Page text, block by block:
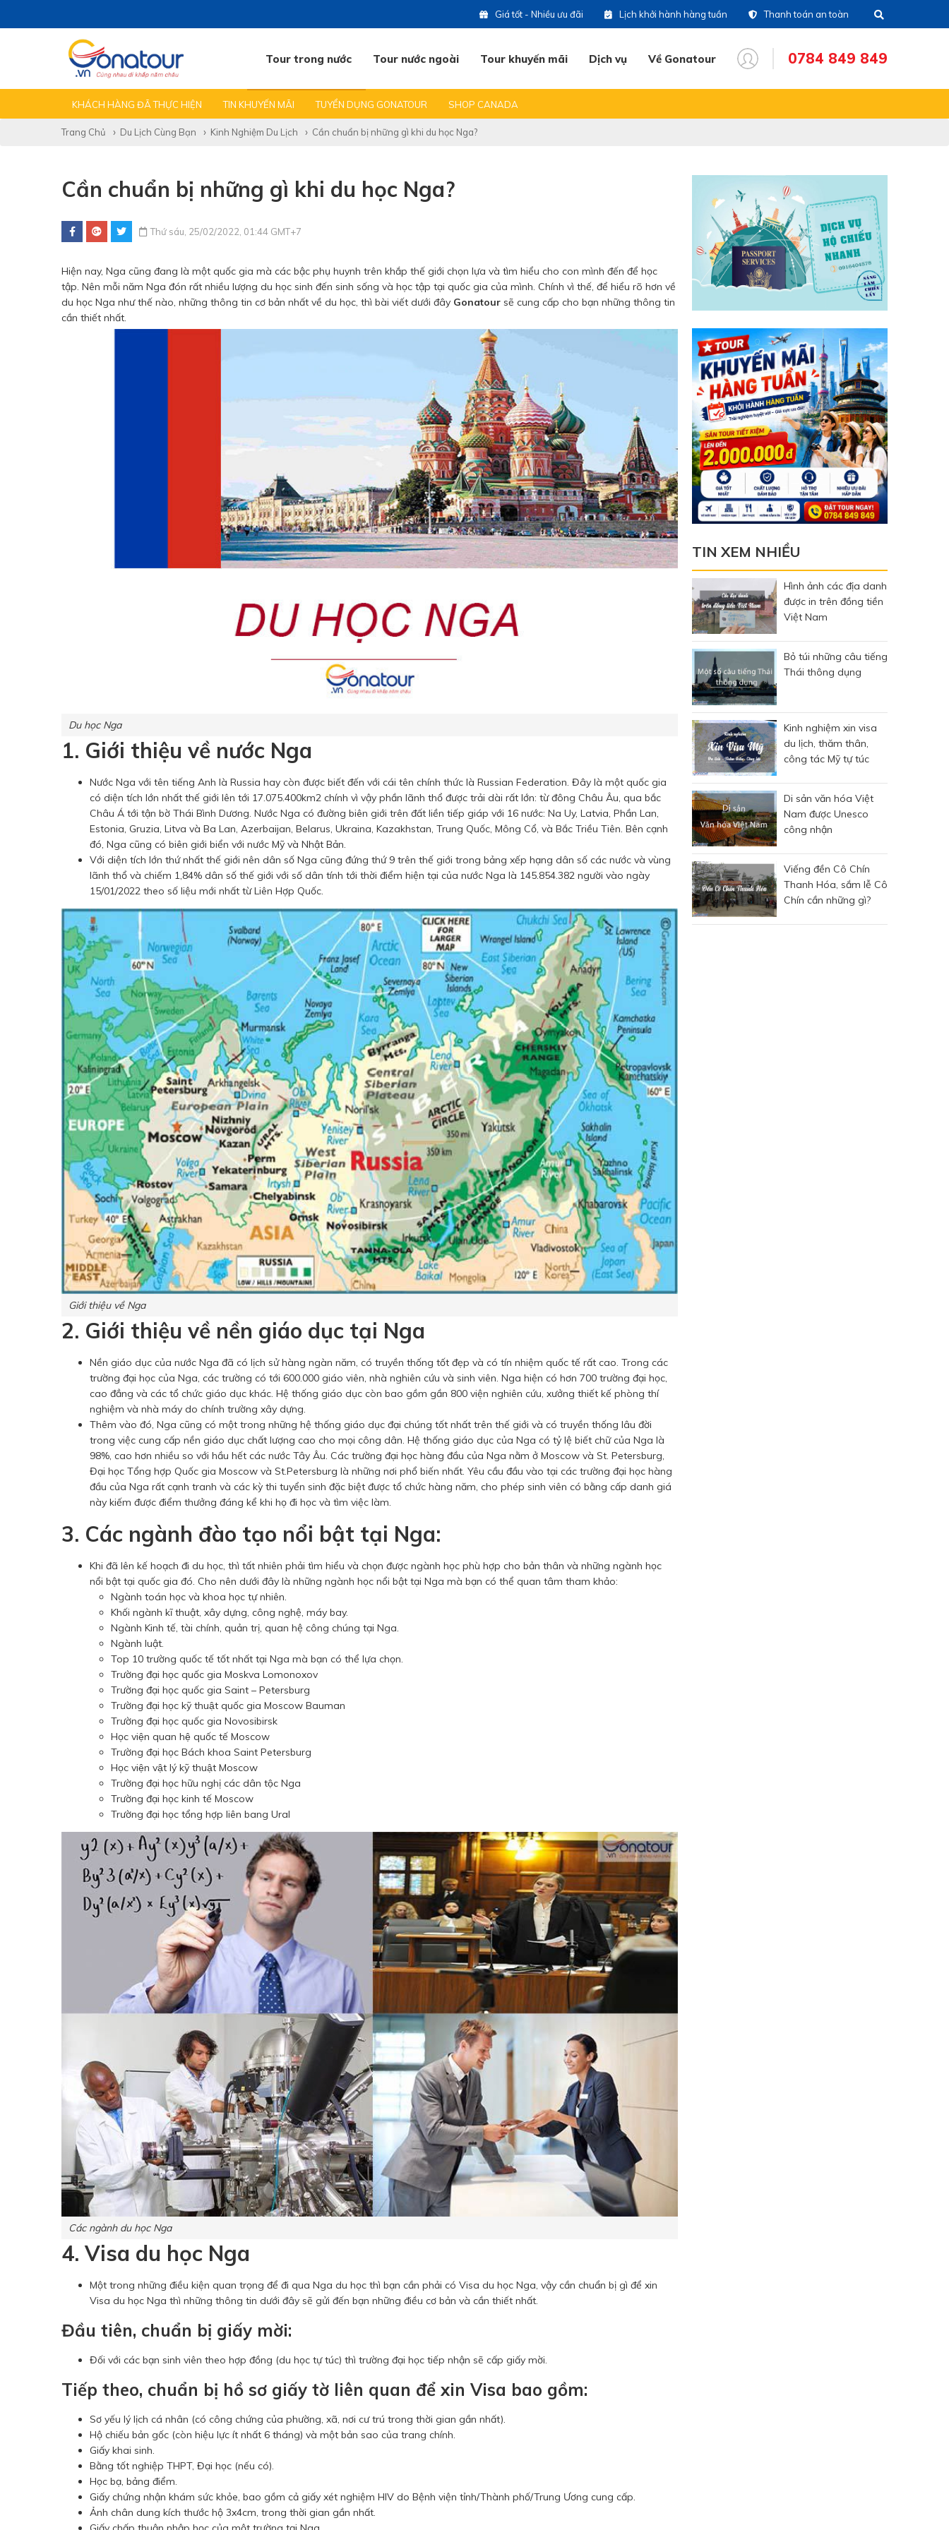
Giá tốt - Nhiều ưu đãi Lịch khởi hành hàng tuần Thanh toán an toàn
Tour trong nước Tour nước ngoài Tour khuyến mãi Dịch vụ Về Gonatour 0784 849 849
ngoài
Hotline tour trong nước
Hotine CSKH
Hotline tư vấn dịch vụ
0784 849 849
TẤT CẢ TIN TEAMBUILDING GALA
KHÁCH HÀNG ĐÃ THỰC HIỆN TIN KHUYẾN MÃI TUYỂN DỤNG GONATOUR SHOP CANADA
Trang Chủ Du Lịch Cùng Bạn Kinh Nghiệm Du Lịch Cần chuẩn bị những gì khi du học Nga?
Cần chuẩn bị những gì khi du học Nga?
Thứ sáu, 25/02/2022, 01:44 GMT+7
Hiện nay, Nga cũng đang là một quốc gia mà các bậc phụ huynh trên khắp thế giới chọn lựa và tìm hiểu cho con mình đến để học
tập. Nên mỗi năm Nga đón rất nhiều lượng du học sinh đến sinh sống và học tập tại quốc gia của mình. Chính vì thế, để hiểu rõ hơn về
du học Nga như thế nào, những thông tin cơ bản nhất về du học, thì bài viết dưới đây Gonatour sẽ cung cấp cho bạn những thông tin
cần thiết nhất.
Du học Nga
1. Giới thiệu về nước Nga
Nước Nga với tên tiếng Anh là Russia hay còn được biết đến với cái tên chính thức là Russian Federation. Đây là một quốc gia
có diện tích lớn nhất thế giới lên tới 17.075.400km2 chính vì vậy phần lãnh thổ được trải dài rất lớn: từ đông Châu Âu, qua bắc
Châu Á tới tận bờ Thái Bình Dương. Nước Nga có đường biên giới trên đất liền tiếp giáp với 16 nước: Na Uy, Latvia, Phần Lan,
Estonia, Gruzia, Litva và Ba Lan, Azerbaijan, Belarus, Ukraina, Kazakhstan, Trung Quốc, Mông Cổ, và Bắc Triều Tiên. Bên cạnh
đó, Nga cũng có biên giới biển với nước Mỹ và Nhật Bản.
Với diện tích lớn thứ nhất thế giới nên dân số Nga cũng đứng thứ 9 trên thế giới trong bảng xếp hạng dân số các nước và vùng
lãnh thổ và chiếm 1,84% dân số thế giới với số dân tính tới thời điểm hiện tại của nước Nga là 145.854.382 người vào ngày
15/01/2022 theo số liệu mới nhất từ Liên Hợp Quốc.
Giới thiệu về Nga
2. Giới thiệu về nền giáo dục tại Nga
Nền giáo dục của nước Nga đã có lịch sử hàng ngàn năm, có truyền thống tốt đẹp và có tín nhiệm quốc tế rất cao. Trong các
trường đại học của Nga, các trường có tới 600.000 giáo viên, nhà nghiên cứu và sinh viên. Nga hiện có hơn 700 trường đại học,
cao đẳng và các tổ chức giáo dục khác. Hệ thống giáo dục còn bao gồm gần 800 viện nghiên cứu, xưởng thiết kế phòng thí
nghiệm và nhà máy do chính trường xây dựng.
Thêm vào đó, Nga cũng có một trong những hệ thống giáo dục đại chúng tốt nhất trên thế giới và có truyền thống lâu đời
trong việc cung cấp nền giáo dục chất lượng cao cho mọi công dân. Hệ thống giáo dục của Nga có tỷ lệ biết chữ của Nga là
98%, cao hơn nhiều so với hầu hết các nước Tây Âu. Các trường đại học hàng đầu của Nga nằm ở Moscow và St. Petersburg,
Đại học Tổng hợp Quốc gia Moscow và St.Petersburg là những nơi phổ biến nhất. Yêu cầu đầu vào tại các trường đại học hàng
đầu của Nga rất cạnh tranh và các kỳ thi tuyển sinh đặc biệt được tổ chức hàng năm, cho phép sinh viên có bằng cấp danh giá
này kiếm được điểm thưởng đáng kể khi họ đi học và tìm việc làm.
3. Các ngành đào tạo nổi bật tại Nga:
Khi đã lên kế hoạch đi du học, thì tất nhiên phải tìm hiểu và chọn được ngành học phù hợp cho bản thân và những ngành học
nổi bật tại quốc gia đó. Cho nên dưới đây là những ngành học nổi bật tại Nga mà bạn có thể quan tâm tham khảo:
Ngành toán học và khoa học tự nhiên.
Khối ngành kĩ thuật, xây dựng, công nghệ, máy bay.
Ngành Kinh tế, tài chính, quản trị, quan hệ công chúng tại Nga.
Ngành luật.
Top 10 trường quốc tế tốt nhất tại Nga mà bạn có thể lựa chọn.
Trường đại học quốc gia Moskva Lomonoxov
Trường đại học quốc gia Saint – Petersburg
Trường đại học kỹ thuật quốc gia Moscow Bauman
Trường đại học quốc gia Novosibirsk
Học viện quan hệ quốc tế Moscow
Trường đại học Bách khoa Saint Petersburg
Học viện vật lý kỹ thuật Moscow
Trường đại học hữu nghị các dân tộc Nga
Trường đại học kinh tế Moscow
Trường đại học tổng hợp liên bang Ural
Các ngành du học Nga
4. Visa du học Nga
Một trong những điều kiện quan trọng để đi qua Nga du học thì bạn cần phải có Visa du học Nga, vậy cần chuẩn bị gì để xin
Visa du học Nga thì những thông tin dưới đây sẽ gửi đến bạn những điều cơ bản và cần thiết nhất.
Đầu tiên, chuẩn bị giấy mời:
Đối với các bạn sinh viên theo hợp đồng (du học tự túc) thì trường đại học tiếp nhận sẽ cấp giấy mời.
Tiếp theo, chuẩn bị hồ sơ giấy tờ liên quan để xin Visa bao gồm:
Sơ yếu lý lịch cá nhân (có công chứng của phường, xã, nơi cư trú trong thời gian gần nhất).
Hộ chiếu bản gốc (còn hiệu lực ít nhất 6 tháng) và một bản sao của trang chính.
Giấy khai sinh.
Bằng tốt nghiệp THPT, Đại học (nếu có).
Học bạ, bảng điểm.
Giấy chứng nhận khám sức khỏe, bao gồm cả giấy xét nghiệm HIV do Bệnh viện tỉnh/Thành phố/Trung Ương cung cấp.
Ảnh chân dung kích thước hộ 3x4cm, trong thời gian gần nhất.
TIN XEM NHIỀU
Hình ảnh các địa danh
được in trên đồng tiền
Việt Nam
Bỏ túi những câu tiếng
Thái thông dụng
Kinh nghiệm xin visa
du lịch, thăm thân,
công tác Mỹ tự túc
Di sản văn hóa Việt
Nam được Unesco
công nhận
Viếng đền Cô Chín
Thanh Hóa, sắm lễ Cô
Chín cần những gì?